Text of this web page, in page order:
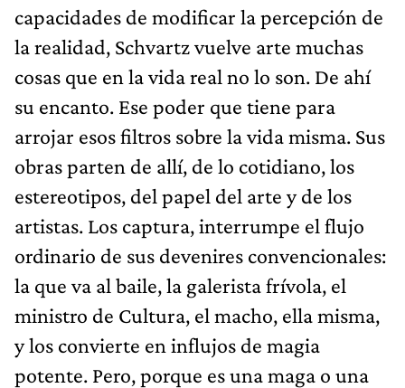
capacidades de modificar la percepción de
la realidad, Schvartz vuelve arte muchas
cosas que en la vida real no lo son. De ahí
su encanto. Ese poder que tiene para
arrojar esos filtros sobre la vida misma. Sus
obras parten de allí, de lo cotidiano, los
estereotipos, del papel del arte y de los
artistas. Los captura, interrumpe el flujo
ordinario de sus devenires convencionales:
la que va al baile, la galerista frívola, el
ministro de Cultura, el macho, ella misma,
y los convierte en influjos de magia
potente. Pero, porque es una maga o una